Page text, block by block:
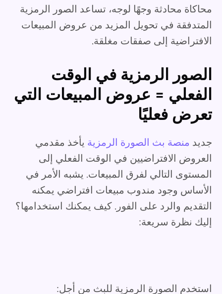
محاكاة محادثة وجهًا لوجه، تساعد الصور الرمزية
المتدفقة في تحويل المزيد من عروض المبيعات
الافتراضية إلى صفقات مغلقة.
الصور الرمزية في الوقت
الفعلي = عروض المبيعات التي
تعرض فعليًا
جديد منصة بث الصورة الرمزية يأخذ مقدمي
العروض الافتراضيين في الوقت الفعلي إلى
المستوى التالي لفرق المبيعات. يشبه الأمر في
الأساس وجود مندوب مبيعات افتراضي يمكنه
التقديم والرد على الفور. كيف يمكنك استخدامها؟
إليك نظرة سريعة:
استخدم الصورة الرمزية للبث من أجل: